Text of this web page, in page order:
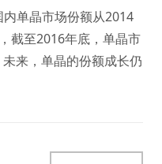
单晶市场份额从2014
截至2016年底，单晶市
来，单晶的份额成长仍